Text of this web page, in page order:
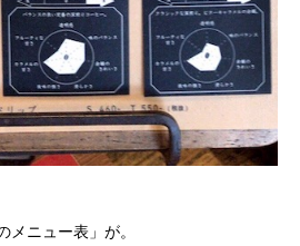
メニュー表」が。